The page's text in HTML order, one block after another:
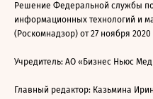
Решение Федеральной службы
информационных технологий и
(Роскомнадзор) от 27 ноября
Учредитель: АО «Бизнес Ньюс
Главный редактор: Казьмина